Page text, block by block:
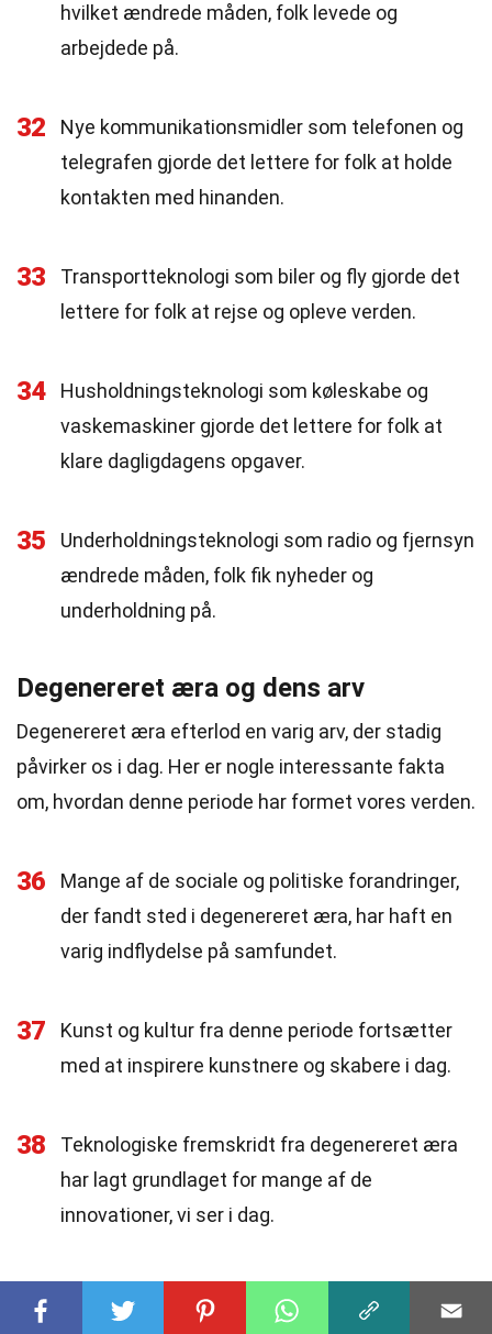
hvilket ændrede måden, folk levede og
arbejdede på.
32
Nye kommunikationsmidler som telefonen og
telegrafen gjorde det lettere for folk at holde
kontakten med hinanden.
33
Transportteknologi som biler og fly gjorde det
lettere for folk at rejse og opleve verden.
34
Husholdningsteknologi som køleskabe og
vaskemaskiner gjorde det lettere for folk at
klare dagligdagens opgaver.
35
Underholdningsteknologi som radio og fjernsyn
ændrede måden, folk fik nyheder og
underholdning på.
Degenereret æra og dens arv
Degenereret æra efterlod en varig arv, der stadig
påvirker os i dag. Her er nogle interessante fakta
om, hvordan denne periode har formet vores verden.
36
Mange af de sociale og politiske forandringer,
der fandt sted i degenereret æra, har haft en
varig indflydelse på samfundet.
37
Kunst og kultur fra denne periode fortsætter
med at inspirere kunstnere og skabere i dag.
38
Teknologiske fremskridt fra degenereret æra
har lagt grundlaget for mange af de
innovationer, vi ser i dag.
39
Videnskabelige opdagelser fra denne periode
har ændret vores forståelse af verden og